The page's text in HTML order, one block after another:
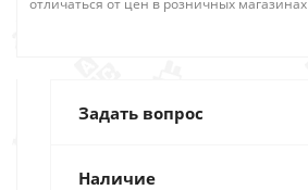
отличаться от цен в розничных магазинах
Задать вопрос
Наличие